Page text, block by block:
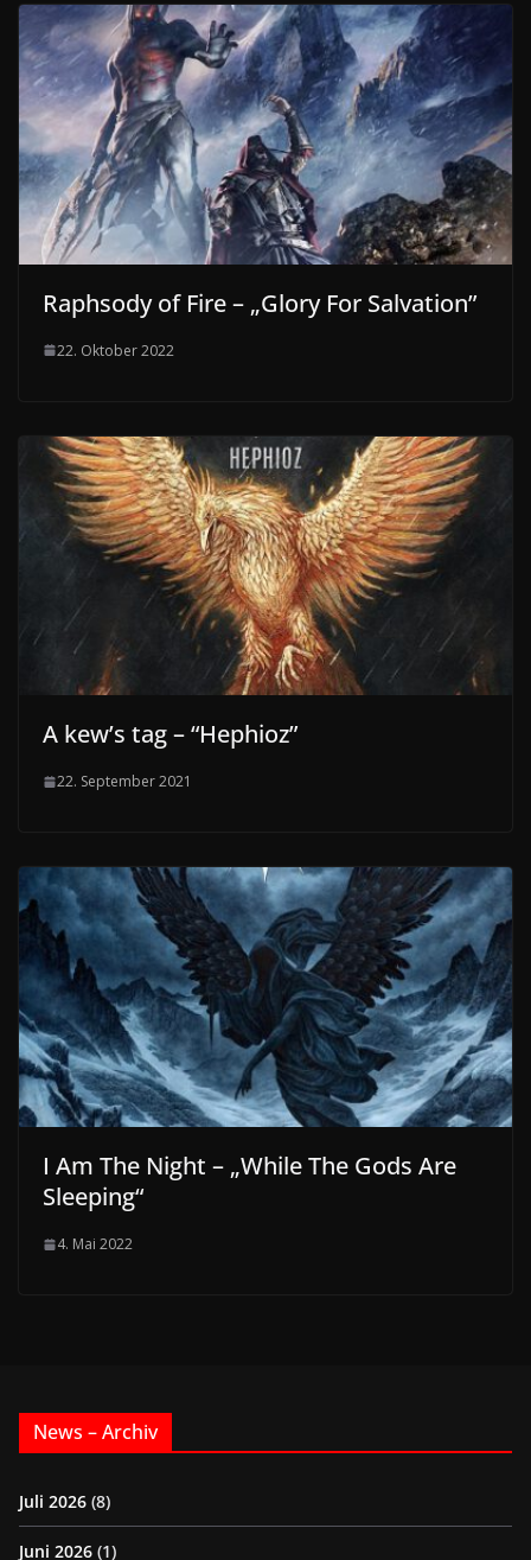
Raphsody of Fire – „Glory For Salvation”
22. Oktober 2022
A kew’s tag – “Hephioz”
22. September 2021
I Am The Night – „While The Gods Are
Sleeping“
4. Mai 2022
News – Archiv
Juli 2026 (8)
Juni 2026 (1)